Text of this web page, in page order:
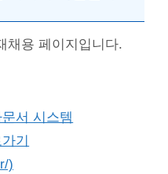
채용 페이지입니다.
서 시스템
기
)